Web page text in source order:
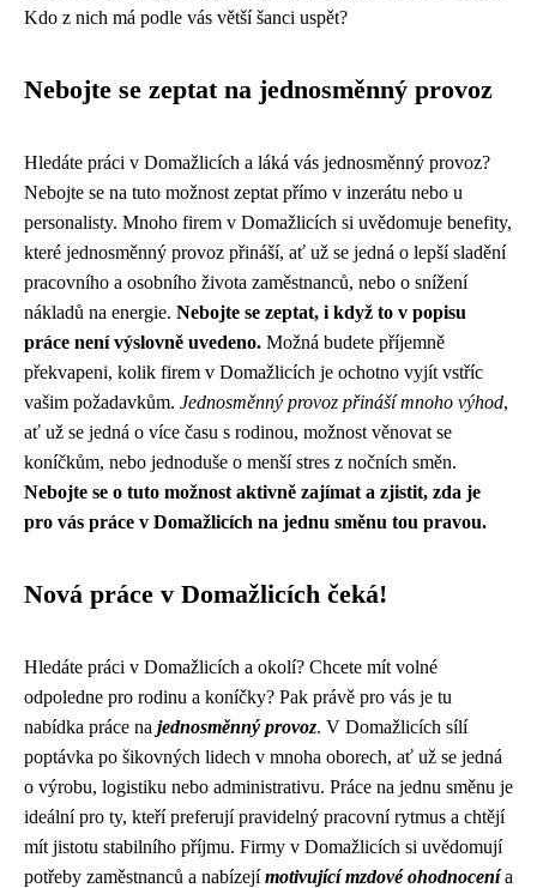
Kdo z nich má podle vás větší šanci uspět?
Nebojte se zeptat na jednosměnný provoz
Hledáte práci v Domažlicích a láká vás jednosměnný provoz?
Nebojte se na tuto možnost zeptat přímo v inzerátu nebo u
personalisty. Mnoho firem v Domažlicích si uvědomuje benefity,
které jednosměnný provoz přináší, ať už se jedná o lepší sladění
pracovního a osobního života zaměstnanců, nebo o snížení
nákladů na energie. Nebojte se zeptat, i když to v popisu
práce není výslovně uvedeno. Možná budete příjemně
překvapeni, kolik firem v Domažlicích je ochotno vyjít vstříc
vašim požadavkům. Jednosměnný provoz přináší mnoho výhod,
ať už se jedná o více času s rodinou, možnost věnovat se
koníčkům, nebo jednoduše o menší stres z nočních směn.
Nebojte se o tuto možnost aktivně zajímat a zjistit, zda je
pro vás práce v Domažlicích na jednu směnu tou pravou.
Nová práce v Domažlicích čeká!
Hledáte práci v Domažlicích a okolí? Chcete mít volné
odpoledne pro rodinu a koníčky? Pak právě pro vás je tu
nabídka práce na jednosměnný provoz. V Domažlicích sílí
poptávka po šikovných lidech v mnoha oborech, ať už se jedná
o výrobu, logistiku nebo administrativu. Práce na jednu směnu je
ideální pro ty, kteří preferují pravidelný pracovní rytmus a chtějí
mít jistotu stabilního příjmu. Firmy v Domažlicích si uvědomují
potřeby zaměstnanců a nabízejímotivující mzdové ohodnocenía